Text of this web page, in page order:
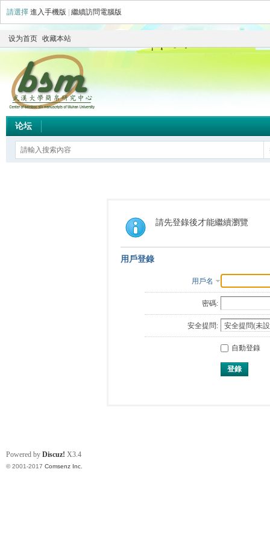
請選擇 進入手機版 繼續訪問電腦版
设为首页 收藏本站
论坛
請先登錄後才能繼續瀏覽
用戶登錄
用戶名
密碼:
安全提問:
自動登錄
登錄
Powered by Discuz! X3.4
© 2001-2017 Comsenz Inc.